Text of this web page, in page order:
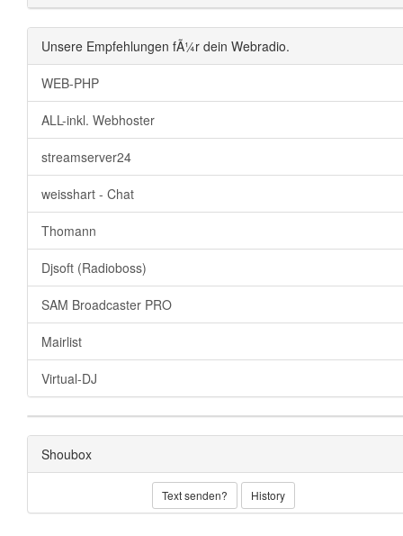
Unsere Empfehlungen fÃ¼r dein Webradio.
WEB-PHP
ALL-inkl. Webhoster
streamserver24
weisshart - Chat
Thomann
Djsoft (Radioboss)
SAM Broadcaster PRO
Mairlist
Virtual-DJ
Shoubox
Text senden? History